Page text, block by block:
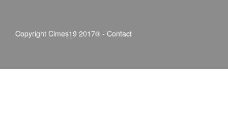
Copyright Cimes19 2017® - Contact